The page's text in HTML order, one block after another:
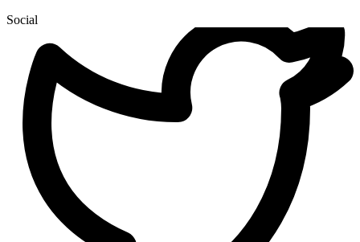
Social